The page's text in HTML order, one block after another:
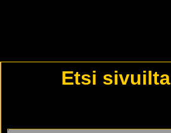
Etsi sivuilta